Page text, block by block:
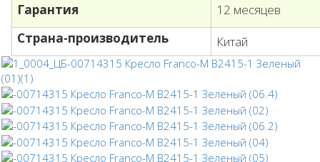
Гарантия
12 месяцев
Страна-производитель
Китай